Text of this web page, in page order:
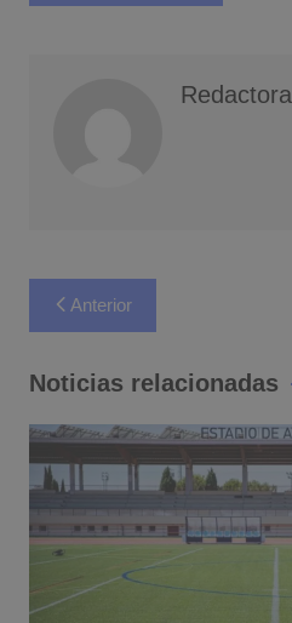
Redactora
Navegación
de
entradas
Anterior
Noticias relacionadas